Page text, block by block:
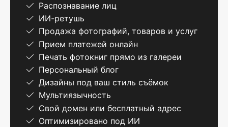
Распознавание лиц
ИИ-ретушь
Продажа фотографий, товаров и услуг
Прием платежей онлайн
Печать фотокниг прямо из галереи
Персональный блог
Дизайны под ваш стиль съёмок
Мультиязычность
Свой домен или бесплатный адрес
Оптимизировано под ИИ